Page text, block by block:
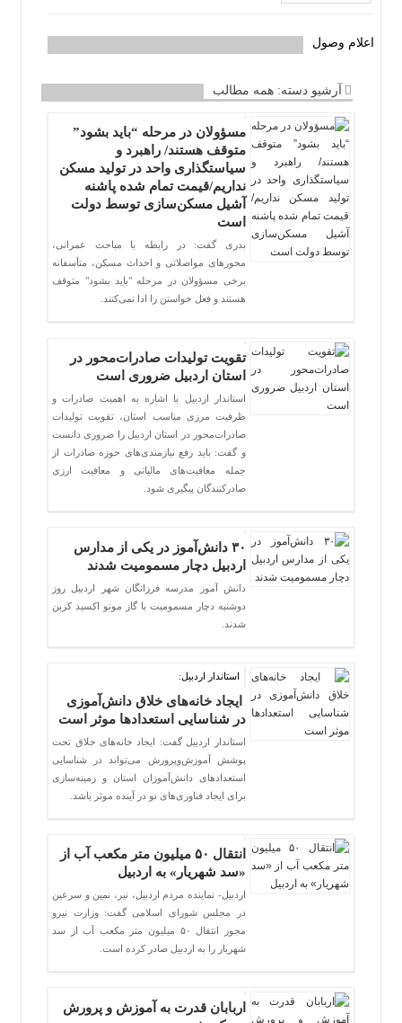
اعلام وصول
آرشیو دسته:همه مطالب
مسؤولان در مرحله “باید بشود”
متوقف هستند/ راهبرد و
سیاستگذاری واحد در تولید مسکن
نداریم/قیمت تمام شده پاشنه
آشیل مسکن‌سازی توسط دولت
است
بدری گفت: در رابطه با مباحث عمرانی،
محورهای مواصلاتی و احداث مسکن، متأسفانه
برخی مسؤولان در مرحله "باید بشود" متوقف
هستند و فعل خواستن را ادا نمی‌کنند.
تقویت تولیدات صادرات‌محور در
استان اردبیل ضروری است
استاندار اردبیل با اشاره به اهمیت صادرات و
ظرفیت مرزی مناسب استان، تقویت تولیدات
صادرات‌محور در استان اردبیل را ضروری دانست
و گفت: باید رفع نیازمندی‌های حوزه صادرات از
جمله معافیت‌های مالیاتی و معافیت ارزی
صادرکنندگان پیگیری شود.
۳۰ دانش‌آموز در یکی از مدارس
اردبیل دچار مسمومیت شدند
دانش آموز مدرسه فرزانگان شهر اردبیل روز
دوشنبه دچار مسمومیت با گاز مونو اکسید کربن
شدند.
استاندار اردبیل:
ایجاد خانه‌های خلاق دانش‌آموزی
در شناسایی استعدادها موثر است
استاندار اردبیل گفت: ایجاد خانه‌های خلاق تحت
پوشش آموزش‌وپرورش می‌تواند در شناسایی
استعدادهای دانش‌آموزان استان و زمینه‌سازی
برای ایجاد فناوری‌های نو در آینده موثر باشد.
انتقال ۵۰ میلیون متر مکعب آب از
«سد شهریار» به اردبیل
اردبیل- نماینده مردم اردبیل، نیر، نمین و سرعین
در مجلس شورای اسلامی گفت: وزارت نیرو
مجوز انتقال ۵۰ میلیون متر مکعب آب از سد
شهریار را به اردبیل صادر کرده است.
اربابان قدرت به آموزش و پرورش